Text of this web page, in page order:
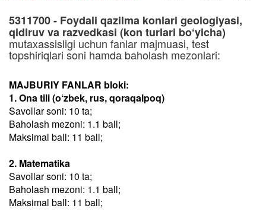
5311700 - Foydali qazilma konlari geologiyasi,
qidiruv va razvedkasi (kon turlari bo‘yicha)
mutaxassisligi uchun fanlar majmuasi, test
topshiriqlari soni hamda baholash mezonlari:
MAJBURIY FANLAR bloki:
1. Ona tili (o‘zbek, rus, qoraqalpoq)
Savollar soni: 10 ta;
Baholash mezoni: 1.1 ball;
Maksimal ball: 11 ball;
2. Matematika
Savollar soni: 10 ta;
Baholash mezoni: 1.1 ball;
Maksimal ball: 11 ball;